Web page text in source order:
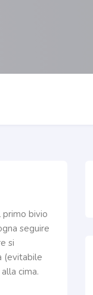
primo bivio
seguire
si
(evitabile
cima.